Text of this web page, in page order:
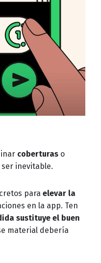
coberturas o
inevitable.
para elevar la
en la app. Ten
sustituye el buen
material debería